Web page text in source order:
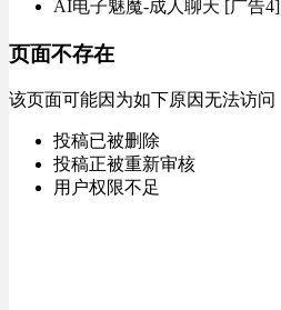
AI电子魅魔-成人聊天 [广告4]
页面不存在
该页面可能因为如下原因无法访问
投稿已被删除
投稿正被重新审核
用户权限不足